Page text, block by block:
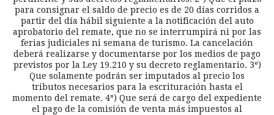
para consignar el saldo de precio es de 20 días corridos a
partir del día hábil siguiente a la notificación del auto
aprobatorio del remate, que no se interrumpirá ni por las
ferias judiciales ni semana de turismo. La cancelación
deberá realizarse y documentarse por los medios de pago
previstos por la Ley 19.210 y su decreto reglamentario. 3º)
Que solamente podrán ser imputados al precio los
tributos necesarios para la escrituración hasta el
momento del remate. 4º) Que será de cargo del expediente
el pago de la comisión de venta más impuestos al